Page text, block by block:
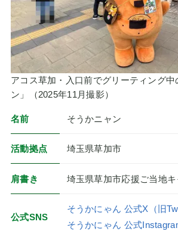
アコス草加・入口前でグリーティング中
ン」（2025年11月撮影）
名前 そうかニャン
活動拠点 埼玉県草加市
肩書き 埼玉県草加市応援ご当地
公式SNS
そうかにゃん 公式X（旧
そうかにゃん 公式